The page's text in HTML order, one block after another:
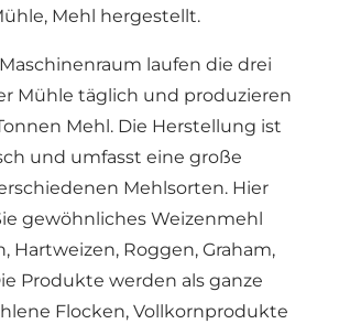
Mehl hergestellt.
laufen die drei
Mühle täglich und produzieren
Mehl. Die Herstellung ist
und umfasst eine große
Mehlsorten. Hier
gewöhnliches Weizenmehl
Hartweizen, Roggen, Graham,
Produkte werden als ganze
Flocken, Vollkornprodukte